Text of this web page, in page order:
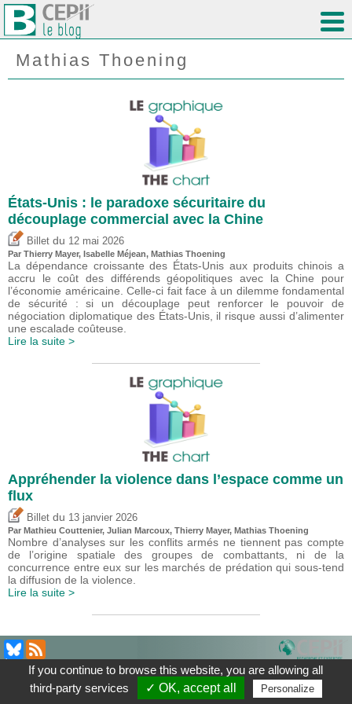
Mathias Thoening
États-Unis : le paradoxe sécuritaire du
découplage commercial avec la Chine
Billet du 12 mai 2026
Par Thierry Mayer, Isabelle Méjean, Mathias Thoening
La dépendance croissante des États-Unis aux produits chinois a
accru le coût des différends géopolitiques avec la Chine pour
l’économie américaine. Celle-ci fait face à un dilemme fondamental
de sécurité : si un découplage peut renforcer le pouvoir de
négociation diplomatique des États-Unis, il risque aussi d’alimenter
une escalade coûteuse.
Lire la suite >
Appréhender la violence dans l’espace comme un
flux
Billet du 13 janvier 2026
Par Mathieu Couttenier, Julian Marcoux, Thierry Mayer, Mathias Thoening
Nombre d’analyses sur les conflits armés ne tiennent pas compte
de l’origine spatiale des groupes de combattants, ni de la
concurrence entre eux sur les marchés de prédation qui sous-tend
la diffusion de la violence.
Lire la suite >
À Propos |Mentions légales
| Le blog du CEPII, ISSN: 2270-
If you continue to browse this website, you are allowing all
third-party services
✓ OK, accept all Personalize